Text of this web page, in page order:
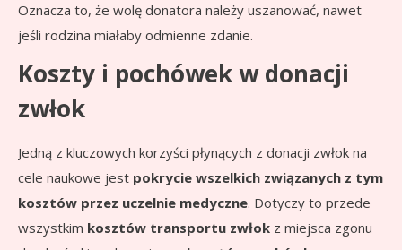
Oznacza to, że wolę donatora należy uszanować, nawet
jeśli rodzina miałaby odmienne zdanie.
Koszty i pochówek w donacji
zwłok
Jedną z kluczowych korzyści płynących z donacji zwłok na
cele naukowe jest pokrycie wszelkich związanych z tym
kosztów przez uczelnie medyczne. Dotyczy to przede
wszystkim kosztów transportu zwłok z miejsca zgonu